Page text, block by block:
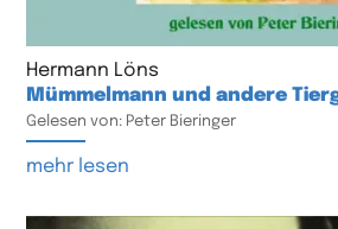
Hermann Löns
Mümmelmann und andere
Gelesen von: Peter Bieringer
mehr lesen